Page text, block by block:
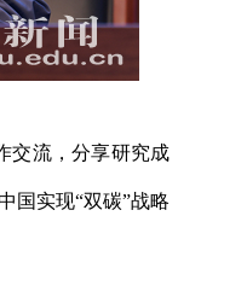
交流，分享研究成
国实现“双碳”战略